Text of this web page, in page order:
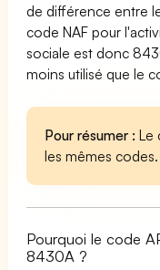
de différence entre
code NAF pour
sociale est donc
moins utilisé que le
Pour résumer : Le
les mêmes
Pourquoi le code
8430A ?